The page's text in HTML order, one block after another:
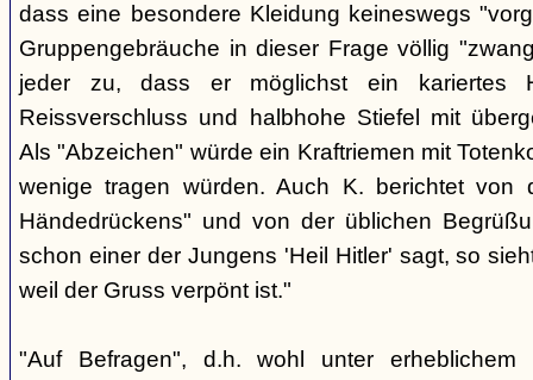
dass eine besondere Kleidung keineswegs
Gruppengebräuche in dieser Frage völlig
jeder zu, dass er möglichst ein kariertes
Reissverschluss und halbhohe Stiefel mit
Als "Abzeichen" würde ein Kraftriemen mit
wenige tragen würden. Auch K. berichtet von
Händedrückens" und von der üblichen
schon einer der Jungens 'Heil Hitler' sagt, so
weil der Gruss verpönt ist."
"Auf Befragen", d.h. wohl unter erheblichem